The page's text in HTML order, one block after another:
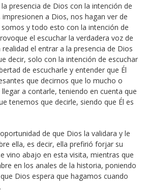
presencia de Dios con la intención de
a Dios, nos hagan ver de
y todo esto con la intención de
el escuchar la verdadera voz de
el entrar a la presencia de Dios
decir, solo con la intención de escuchar
de escucharle y entender que Él
que decirnos que lo mucho o
a contarle, teniendo en cuenta que
tenemos que decirle, siendo que Él es
de que Dios la validara y le
ella, es decir, ella prefirió forjar su
vino abajo en esta visita, mientras que
en los anales de la historia, poniendo
Dios espera que hagamos cuando